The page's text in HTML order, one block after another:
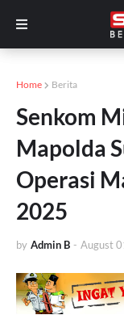
Home Berita
Senkom
Mapolda
Operasi
2025
by Admin B - August